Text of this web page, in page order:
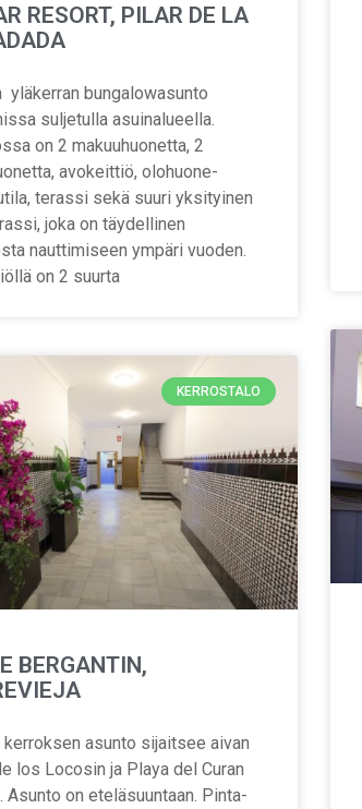
RESORT, PILAR DE LA
yläkerran bungalowasunto
suljetulla asuinalueella.
on 2 makuuhuonetta, 2
avokeittiö, olohuone-
terassi sekä suuri yksityinen
joka on täydellinen
nauttimiseen ympäri vuoden.
on 2 suurta
KERROSTALO
BERGANTIN,
kerroksen asunto sijaitsee aivan
los Locosin ja Playa del Curan
Asunto on eteläsuuntaan. Pinta-